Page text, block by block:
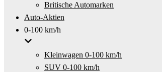
Britische Automarken
Auto-Aktien
0-100 km/h
Kleinwagen 0-100 km/h
SUV 0-100 km/h